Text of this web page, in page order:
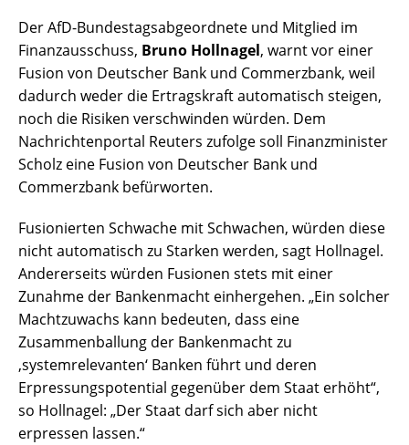
Der AfD-Bundestagsabgeordnete und Mitglied im
Finanzausschuss, Bruno Hollnagel, warnt vor einer
Fusion von Deutscher Bank und Commerzbank, weil
dadurch weder die Ertragskraft automatisch steigen,
noch die Risiken verschwinden würden. Dem
Nachrichtenportal Reuters zufolge soll Finanzminister
Scholz eine Fusion von Deutscher Bank und
Commerzbank befürworten.
Fusionierten Schwache mit Schwachen, würden diese
nicht automatisch zu Starken werden, sagt Hollnagel.
Andererseits würden Fusionen stets mit einer
Zunahme der Bankenmacht einhergehen. „Ein solcher
Machtzuwachs kann bedeuten, dass eine
Zusammenballung der Bankenmacht zu
‚systemrelevanten‘ Banken führt und deren
Erpressungspotential gegenüber dem Staat erhöht“,
so Hollnagel: „Der Staat darf sich aber nicht
erpressen lassen.“